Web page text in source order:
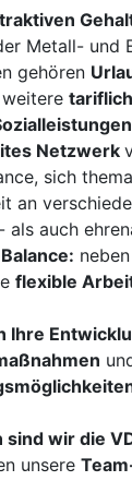
Me­tall- und
ge­hö­ren
Netz­werk
sich
an
als auch
fle­xi­ble
Ih­re
sind wir die
un­se­re